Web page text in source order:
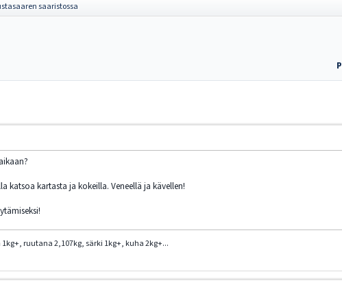
saaristossa
katsoa kartasta ja kokeilla. Veneellä ja kävellen!
ruutana 2,107kg, särki 1kg+, kuha 2kg+...